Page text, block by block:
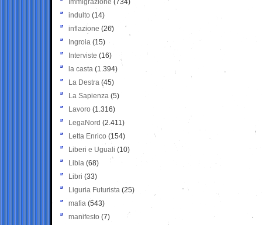
Immigrazione (734)
indulto (14)
inflazione (26)
Ingroia (15)
Interviste (16)
la casta (1.394)
La Destra (45)
La Sapienza (5)
Lavoro (1.316)
LegaNord (2.411)
Letta Enrico (154)
Liberi e Uguali (10)
Libia (68)
Libri (33)
Liguria Futurista (25)
mafia (543)
manifesto (7)